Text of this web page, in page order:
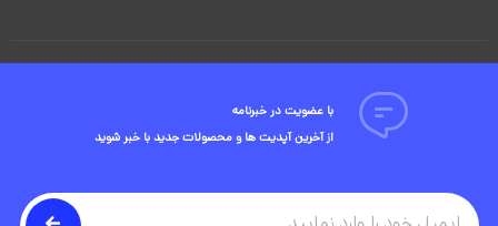
با عضویت در خبرنامه
از آخرین آپدیت ها و محصولات جدید با خبر شوید